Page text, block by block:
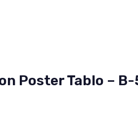
Poster Tablo –